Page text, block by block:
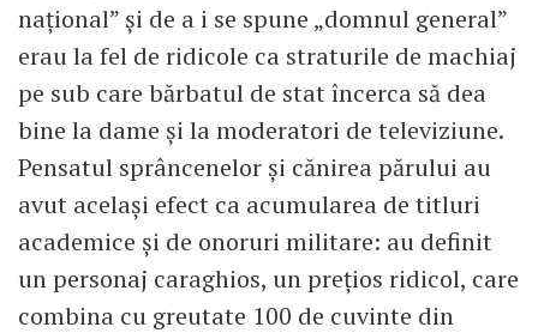
național” și de a i se spune „domnul general”
erau la fel de ridicole ca straturile de machiaj
pe sub care bărbatul de stat încerca să dea
bine la dame și la moderatori de televiziune.
Pensatul sprâncenelor și cănirea părului au
avut același efect ca acumularea de titluri
academice și de onoruri militare: au definit
un personaj caraghios, un prețios ridicol, care
combina cu greutate 100 de cuvinte din